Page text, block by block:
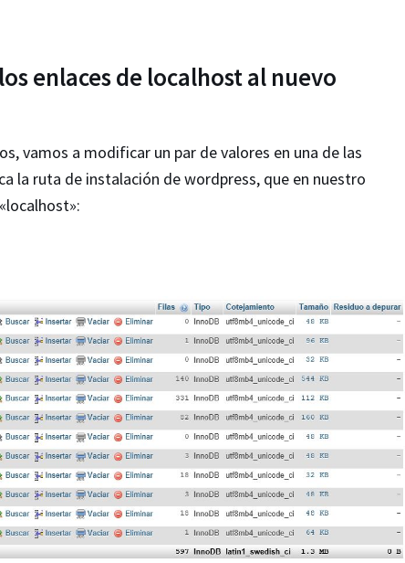
enlaces de localhost al nuevo
vamos a modificar un par de valores en una de las
la ruta de instalación de wordpress, que en nuestro